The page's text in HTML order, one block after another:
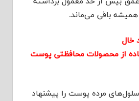
باقی می‌ماند.
خال
از محصولات محافظتی پوست
سلول‌های مرده پوست را پیشنهاد